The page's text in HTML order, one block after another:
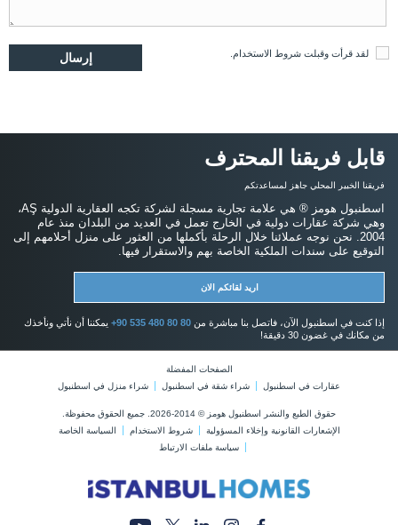
لقد قرأت وقبلت شروط الاستخدام
قابل فريقنا المحترف
فريقنا الخبير المحلي جاهز لمساعدتكم
اسطنبول هومز ® هي علامة تجارية مسجلة لشركة تكجه العقارية الدولية AŞ،
وهي شركة عقارات دولية في الخارج تعمل في العديد من البلدان منذ عام
2004. نحن نوجه عملائنا خلال الرحلة بأكملها من العثور على منزل أحلامهم إلى
التوقيع على سندات الملكية الخاصة بهم والاستقرار فيها.
اريد لقائكم الان
إذا كنت في اسطنبول الآن، فاتصل بنا مباشرة من +90 535 480 80 80 يمكننا أن نأتي ونأخذك
من مكانك في غضون 30 دقيقة!
الصفحات المفضلة
عقارات في اسطنبول
شراء شقة في اسطنبول شراء منزل في اسطنبول
حقوق الطبع والنشر اسطنبول هومز © 2014-2026. جميع الحقوق محفوظة.
الإشعارات القانونية وإخلاء المسؤولية
شروط الاستخدام
السياسة الخاصة
سياسة ملفات الارتباط